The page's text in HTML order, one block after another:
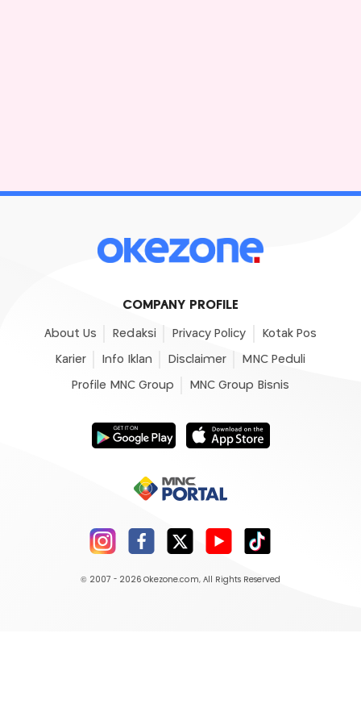
COMPANY PROFILE
About Us Redaksi Privacy Policy Kotak Pos
Karier Info Iklan Disclaimer MNC Peduli
Profile MNC Group MNC Group Bisnis
© 2007 - 2026 Okezone.com, All Rights Reserved